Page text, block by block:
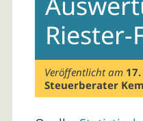
Veröffentlicht am
Steuerberater